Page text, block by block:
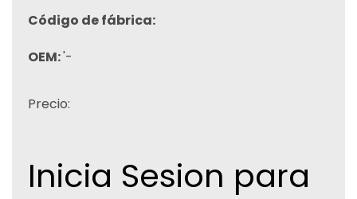
Código de fábrica:
OEM:'-
Precio:
Inicia Sesion para